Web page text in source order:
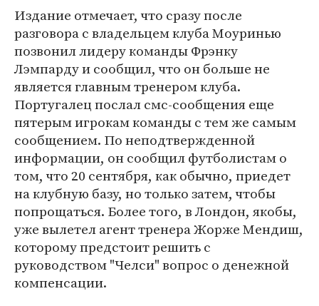
Издание отмечает, что сразу после
разговора с владельцем клуба Моуринью
позвонил лидеру команды Фрэнку
Лэмпарду и сообщил, что он больше не
является главным тренером клуба.
Португалец послал смс-сообщения еще
пятерым игрокам команды с тем же самым
сообщением. По неподтвержденной
информации, он сообщил футболистам о
том, что 20 сентября, как обычно, приедет
на клубную базу, но только затем, чтобы
попрощаться. Более того, в Лондон, якобы,
уже вылетел агент тренера Жорже Мендиш,
которому предстоит решить с
руководством "Челси" вопрос о денежной
компенсации.